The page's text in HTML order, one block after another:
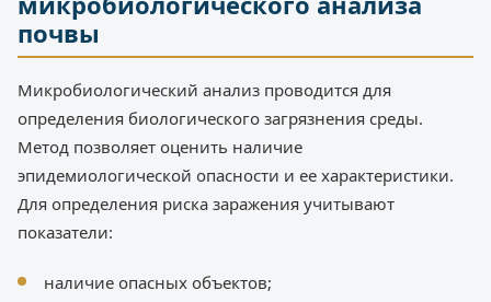
почвы
Микробиологический анализ проводится для
определения биологического загрязнения среды.
Метод позволяет оценить наличие
эпидемиологической опасности и ее характеристики.
Для определения риска заражения учитывают
показатели:
наличие опасных объектов;